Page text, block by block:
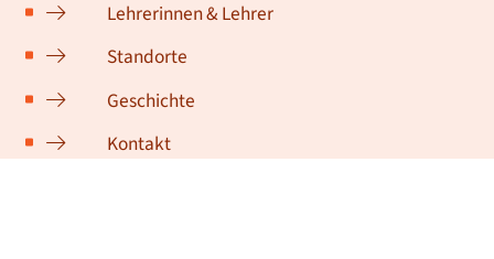
Lehrerinnen & Lehrer
Standorte
Geschichte
Kontakt